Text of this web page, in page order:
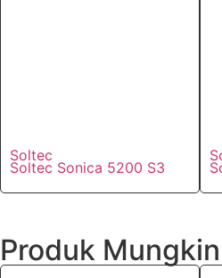
Soltec
Soltec Sonica 5200 S3
Produk